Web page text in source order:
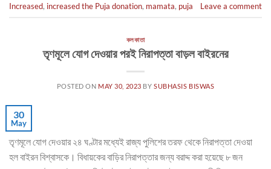
Increased, increased the Puja donation, mamata, puja Leave a comment
কলকাতা
তৃণমূলে যোগ দেওয়ার পরই নিরাপত্তা বাড়ল বাইরনের
POSTED ON MAY 30, 2023 BYSUBHASIS BISWAS
30
May
তৃণমূলে যোগ দেওয়ার ২৪ ঘণ্টার মধ্যেই রাজ্য পুলিশের তরফ থেকে নিরাপত্তা দেওয়া
হল বাইরন বিশ্বাসকে। বিধায়কের বাড়ির নিরাপত্তার জন্য বরাদ্দ করা হয়েছে ৮ জন